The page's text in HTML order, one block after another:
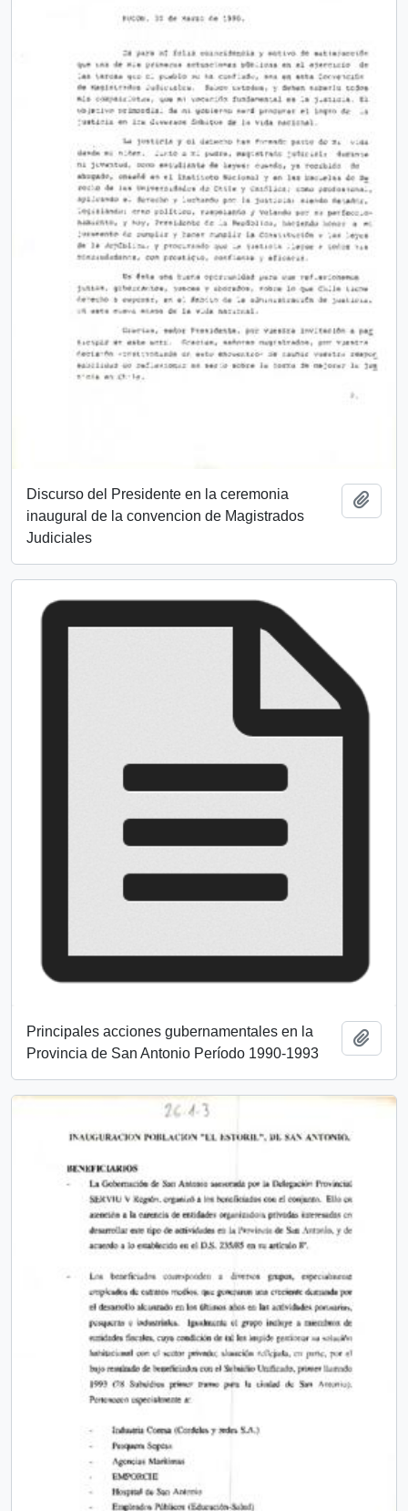
Discurso del Presidente en la ceremonia
inaugural de la convencion de Magistrados
Judiciales
Principales acciones gubernamentales en la
Provincia de San Antonio Período 1990-1993